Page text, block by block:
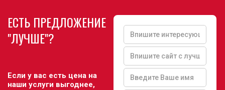
ЕСТЬ ПРЕДЛОЖЕНИЕ
"ЛУЧШЕ"?
Если у вас есть цена на
наши услуги выгоднее,